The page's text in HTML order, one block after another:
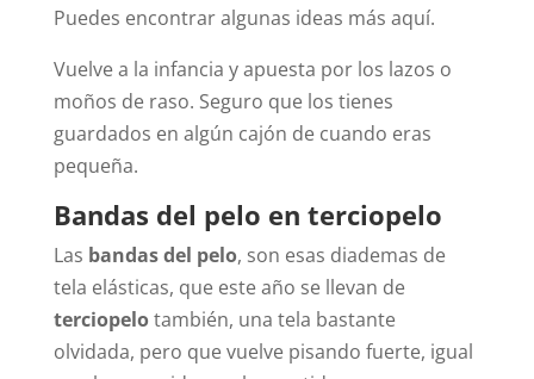
Puedes encontrar algunas ideas más aquí.
Vuelve a la infancia y apuesta por los lazos o
moños de raso. Seguro que los tienes
guardados en algún cajón de cuando eras
pequeña.
Bandas del pelo en terciopelo
Las bandas del pelo, son esas diademas de
tela elásticas, que este año se llevan de
terciopelotambién, una tela bastante
olvidada, pero que vuelve pisando fuerte, igual